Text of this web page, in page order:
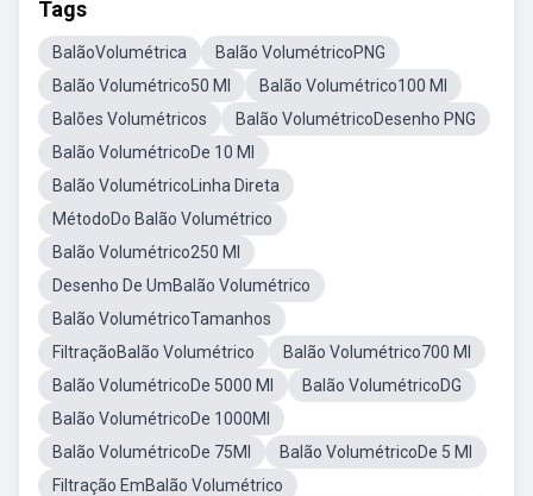
Tags
BalãoVolumétrica
Balão VolumétricoPNG
Balão Volumétrico50 Ml
Balão Volumétrico100 Ml
Balões Volumétricos
Balão VolumétricoDesenho PNG
Balão VolumétricoDe 10 Ml
Balão VolumétricoLinha Direta
MétodoDo Balão Volumétrico
Balão Volumétrico250 Ml
Desenho De UmBalão Volumétrico
Balão VolumétricoTamanhos
FiltraçãoBalão Volumétrico
Balão Volumétrico700 Ml
Balão VolumétricoDe 5000 Ml
Balão VolumétricoDG
Balão VolumétricoDe 1000Ml
Balão VolumétricoDe 75Ml
Balão VolumétricoDe 5 Ml
Filtração EmBalão Volumétrico